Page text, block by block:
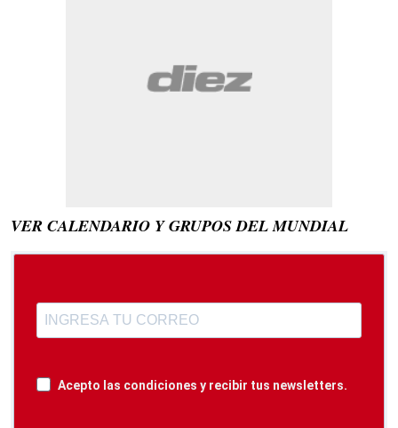
VER CALENDARIO Y GRUPOS DEL MUNDIAL
Acepto las condiciones y recibir tus newsletters.